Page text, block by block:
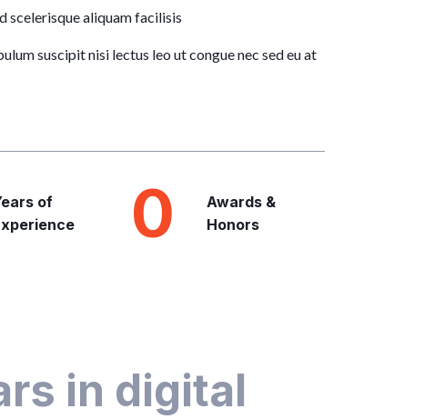
scelerisque aliquam facilisis
suscipit nisi lectus leo ut congue nec sed eu at
of
0
Awards &
Honors
in digital